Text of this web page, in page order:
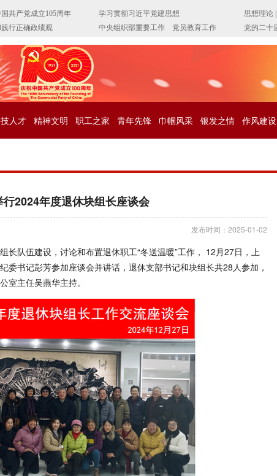
人才 精神文明 职工之家 青年先锋 巾帼风采 银发之情 作风建设
2024年度退休块组长座谈会
发布时间：2025-01-02
长队伍建设，讨论和布置退休职工“冬送温暖”工作， 12月27日，上
委书记彭芳参加座谈会并讲话，退休支部书记和块组长共28人参加，
室主任吴燕华主持。